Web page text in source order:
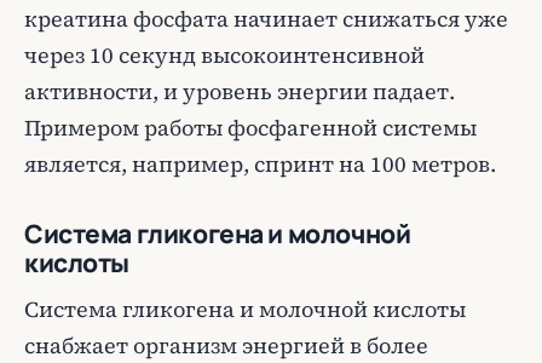
креатина фосфата начинает снижаться уже
через 10 секунд высокоинтенсивной
активности, и уровень энергии падает.
Примером работы фосфагенной системы
является, например, спринт на 100 метров.
Система гликогена и молочной
кислоты
Система гликогена и молочной кислоты
снабжает организм энергией в более